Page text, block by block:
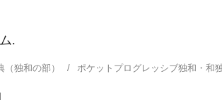
.
独和の部） ポケットプログレッシブ独和・